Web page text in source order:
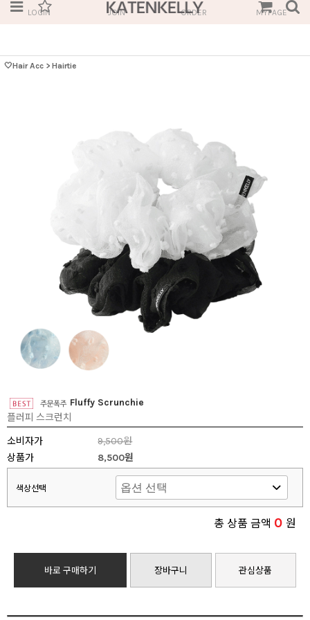
LOGIN JOIN ORDER MYPAGE
🤍Hair Acc > Hairtie
Fluffy Scrunchie
플러피 스크런치
소비자가
9,500원
상품가
8,500원
색상선택
총 상품 금액 0 원
바로 구매하기 장바구니 관심상품